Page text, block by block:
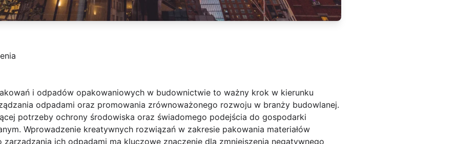
i odpadów opakowaniowych w budownictwie to ważny krok w kierunku
odpadami oraz promowania zrównoważonego rozwoju w branży budowlanej.
potrzeby ochrony środowiska oraz świadomego podejścia do gospodarki
Wprowadzenie kreatywnych rozwiązań w zakresie pakowania materiałów
zarządzania ich odpadami ma kluczowe znaczenie dla zmniejszenia negatywnego